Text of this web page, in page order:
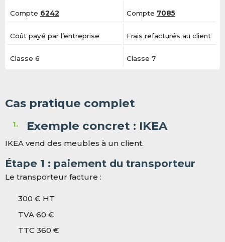
Compte 6242 Compte 7085
Coût payé par l’entreprise Frais refacturés au client
Classe 6 Classe 7
Cas pratique complet
Exemple concret : IKEA
IKEA vend des meubles à un client.
Étape 1 : paiement du transporteur
Le transporteur facture :
300 € HT
TVA 60 €
TTC 360 €